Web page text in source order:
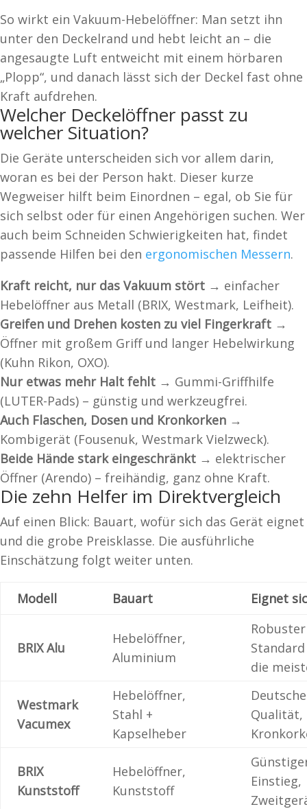
So wirkt ein Vakuum-Hebelöffner: Man setzt ihn
unter den Deckelrand und hebt leicht an – die
angesaugte Luft entweicht mit einem hörbaren
„Plopp“, und danach lässt sich der Deckel fast ohne
Kraft aufdrehen.
Welcher Deckelöffner passt zu
welcher Situation?
Die Geräte unterscheiden sich vor allem darin,
woran es bei der Person hakt. Dieser kurze
Wegweiser hilft beim Einordnen – egal, ob Sie für
sich selbst oder für einen Angehörigen suchen. Wer
auch beim Schneiden Schwierigkeiten hat, findet
passende Hilfen bei den ergonomischen Messern.
Kraft reicht, nur das Vakuum stört → einfacher
Hebelöffner aus Metall (BRIX, Westmark, Leifheit).
Greifen und Drehen kosten zu viel Fingerkraft →
Öffner mit großem Griff und langer Hebelwirkung
(Kuhn Rikon, OXO).
Nur etwas mehr Halt fehlt → Gummi-Griffhilfe
(LUTER-Pads) – günstig und werkzeugfrei.
Auch Flaschen, Dosen und Kronkorken →
Kombigerät (Fousenuk, Westmark Vielzweck).
Beide Hände stark eingeschränkt → elektrischer
Öffner (Arendo) – freihändig, ganz ohne Kraft.
Die zehn Helfer im Direktvergleich
Auf einen Blick: Bauart, wofür sich das Gerät eignet
und die grobe Preisklasse. Die ausführliche
Einschätzung folgt weiter unten.
Modell Bauart Eignet
BRIX Alu
Hebelöffner,
Aluminium
Robuster
die
Westmark
Vacumex
Hebelöffner,
Stahl +
Kapselheber
Deutsche
Qualität,
BRIX
Kunststoff
Hebelöffner,
Kunststoff
Einstieg,